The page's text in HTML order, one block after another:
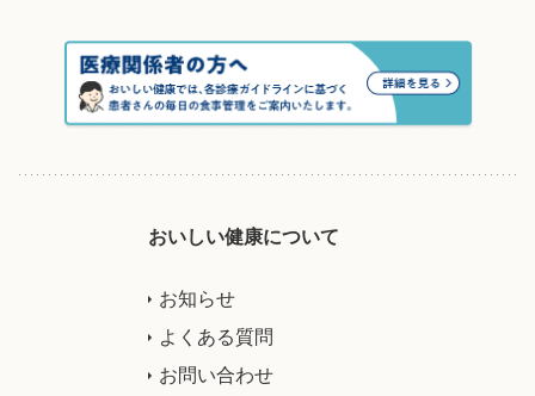
おいしい健康について
お知らせ
よくある質問
お問い合わせ